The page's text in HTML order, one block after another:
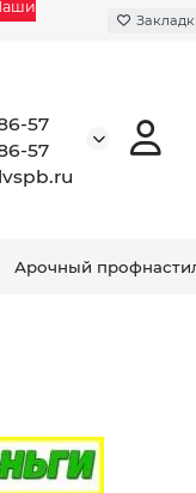
57
57
Арочный